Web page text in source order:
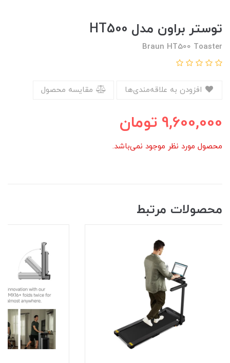
توستر براون مدل HT500
Braun HT500 Toaster
مقایسه محصول
9,600,000 تومان
محصول مورد نظر موجود نمی‌باشد.
محصولات مرتبط